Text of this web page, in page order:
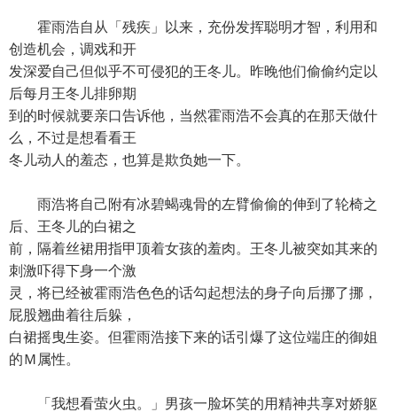
霍雨浩自从「残疾」以来，充份发挥聪明才智，利用和
创造机会，调戏和开
发深爱自己但似乎不可侵犯的王冬儿。昨晚他们偷偷约定以
后每月王冬儿排卵期
到的时候就要亲口告诉他，当然霍雨浩不会真的在那天做什
么，不过是想看看王
冬儿动人的羞态，也算是欺负她一下。
雨浩将自己附有冰碧蝎魂骨的左臂偷偷的伸到了轮椅之
后、王冬儿的白裙之
前，隔着丝裙用指甲顶着女孩的羞肉。王冬儿被突如其来的
刺激吓得下身一个激
灵，将已经被霍雨浩色色的话勾起想法的身子向后挪了挪，
屁股翘曲着往后躲，
白裙摇曳生姿。但霍雨浩接下来的话引爆了这位端庄的御姐
的Ｍ属性。
「我想看萤火虫。」男孩一脸坏笑的用精神共享对娇躯